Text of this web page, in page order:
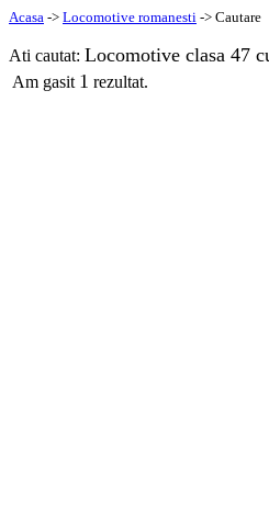
Acasa -> Locomotive romanesti -> Cautare
Ati cautat: Locomotive clasa 47
Am gasit 1 rezultat.